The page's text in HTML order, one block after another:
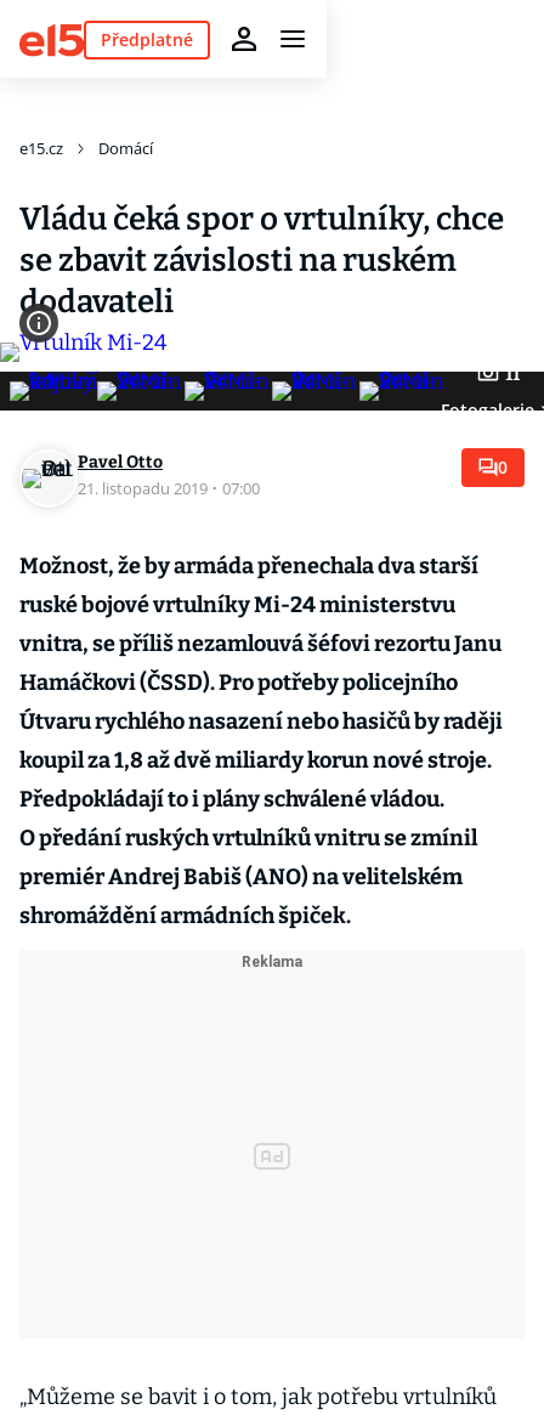
Předplatné
e15.cz Domácí
Vládu čeká spor o vrtulníky, chce
se zbavit závislosti na ruském
dodavateli
11
Fotogalerie
Pavel Otto
21. listopadu 2019 · 07:00
0
Možnost, že by armáda přenechala dva starší
ruské bojové vrtulníky Mi-24 ministerstvu
vnitra, se příliš nezamlouvá šéfovi rezortu Janu
Hamáčkovi (ČSSD). Pro potřeby policejního
Útvaru rychlého nasazení nebo hasičů by raději
koupil za 1,8 až dvě miliardy korun nové stroje.
Předpokládají to i plány schválené vládou.
O předání ruských vrtulníků vnitru se zmínil
premiér Andrej Babiš (ANO) na velitelském
shromáždění armádních špiček.
„Můžeme se bavit i o tom, jak potřebu vrtulníků